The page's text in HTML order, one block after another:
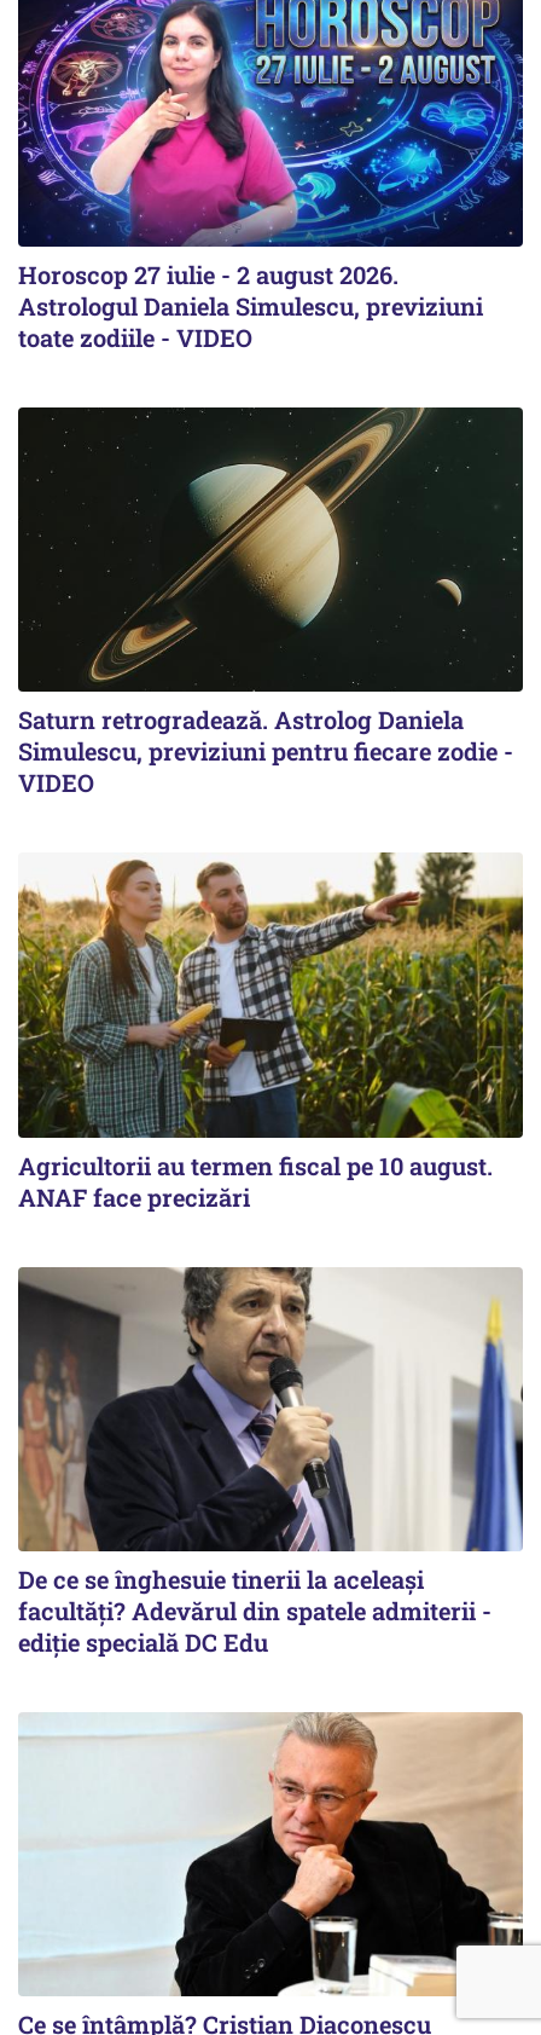
Horoscop 27 iulie - 2 august 2026.
Astrologul Daniela Simulescu, previziuni
toate zodiile - VIDEO
Saturn retrogradează. Astrolog Daniela
Simulescu, previziuni pentru fiecare zodie -
VIDEO
Agricultorii au termen fiscal pe 10 august.
ANAF face precizări
De ce se înghesuie tinerii la aceleași
facultăți? Adevărul din spatele admiterii -
ediție specială DC Edu
Ce se întâmplă? Cristian Diaconescu